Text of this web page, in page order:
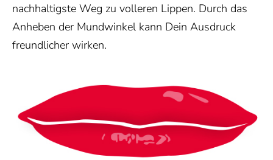
nachhaltigste Weg zu volleren Lippen. Durch das
Anheben der Mundwinkel kann Dein Ausdruck
freundlicher wirken.